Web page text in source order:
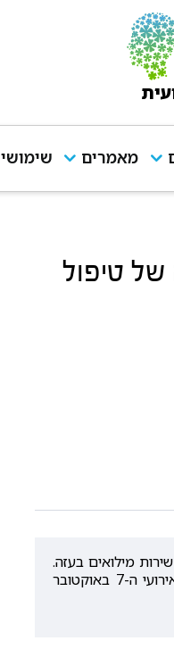
מאמרים שימושי
טיפול
מילואים בעזה.
לאחר ההדגמה, הציגו דוברות יום העיון זוויות מגוונות להתבוננות וחשיבה על המקרה, כאשר ברקע אירועי ה-7 באוקטובר